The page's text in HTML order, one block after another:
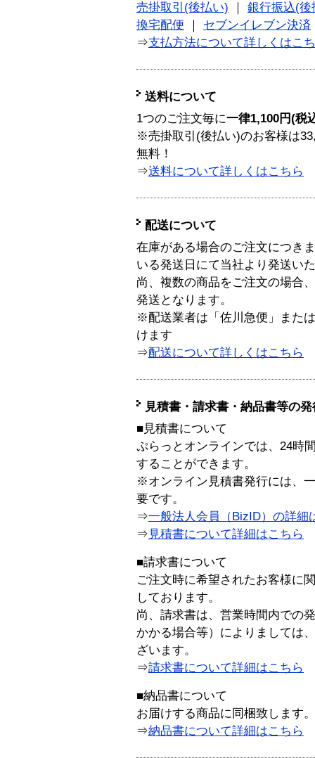
売掛取引(後払い)
銀行振込(後
換宅配便
セブンイレブン決済
⇒支払方法について詳しくはこ
送料について
1つのご注文毎に一律1,100円(税
※売掛取引(後払い)のお客様は
無料！
⇒送料について詳しくはこちら
配送について
在庫がある場合のご注文につき
いる発送日にて当社より発送い
尚、複数の商品をご注文の場合
発送となります。
※配送業者は「佐川急便」また
けます
⇒配送について詳しくはこちら
見積書・請求書・納品書等の
■見積書について
ぷらっとオンラインでは、24時
することができます。
※オンライン見積書発行には、
要です。
⇒一般法人会員（BizID）の詳細
⇒ 見積書について詳細はこちら
■請求書について
ご注文時に希望されたお客様に
しております。
尚、請求書は、営業時間内での
かかる場合等）によりましては
ざいます。
⇒請求書について詳細はこちら
■納品書について
お届けする商品に同梱致します。
⇒納品書について詳細はこちら